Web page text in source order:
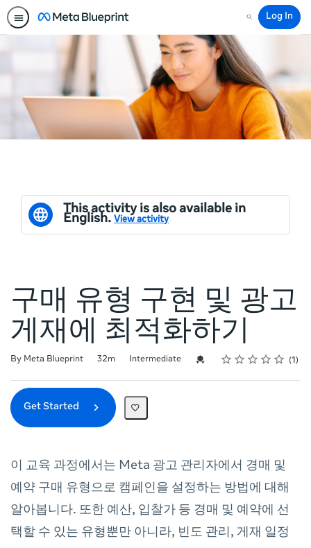
Search
Log In
This activity is also available in
English. View activity
구매 유형 구현 및 광고
게재에 최적화하기
By Meta Blueprint
Duration 32m
Difficulty Intermediate Credential For Completion
Rating
1 star
2 stars
3 stars
4 stars
5 stars
Average rating: 5.0 1
1 review
Get Started
이 교육 과정에서는 Meta 광고 관리자에서 경매 및
예약 구매 유형으로 캠페인을 설정하는 방법에 대해
알아봅니다. 또한 예산, 입찰가 등 경매 및 예약에 선
택할 수 있는 유형뿐만 아니라, 빈도 관리, 게재 일정